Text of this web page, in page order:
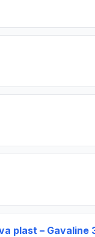
plast – Gavaline